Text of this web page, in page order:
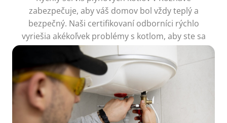
zabezpečuje, aby váš domov bol vždy teplý a
bezpečný. Naši certifikovaní odborníci rýchlo
vyriešia akékoľvek problémy s kotlom, aby ste sa
mohli bezstarostne sústrediť na svoj život.